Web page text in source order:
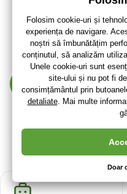
3 - 7 zile(La dumneavoastră
Afișează mai